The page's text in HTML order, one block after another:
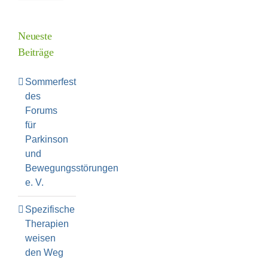
Neueste
Beiträge
Sommerfest
des
Forums
für
Parkinson
und
Bewegungsstörungen
e. V.
Spezifische
Therapien
weisen
den Weg